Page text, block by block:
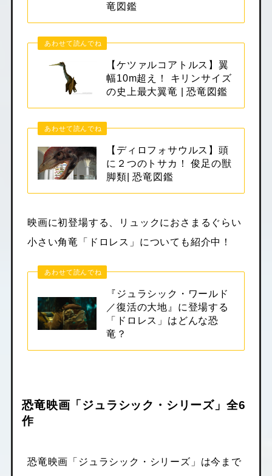
竜図鑑
あわせて読んでね
【ケツァルコアトルス】翼
幅10m超え！ キリンサイズ
の史上最大翼竜 | 恐竜図鑑
あわせて読んでね
【ディロフォサウルス】頭
に２つのトサカ！ 俊足の獣
脚類| 恐竜図鑑
映画に初登場する、リュックにおさまるぐらい
小さい角竜「ドロレス」についても紹介中！
あわせて読んでね
『ジュラシック・ワールド
／復活の大地』に登場する
「ドロレス」はどんな恐
竜？
恐竜映画「ジュラシック・シリーズ」全6
作
恐竜映画「ジュラシック・シリーズ」は今まで